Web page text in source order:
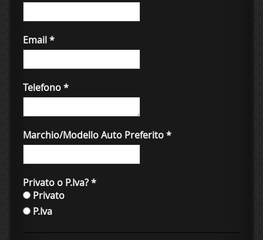
Email*
Telefono*
Marchio/Modello Auto Preferito*
Privato o P.Iva?*
Privato
P.Iva